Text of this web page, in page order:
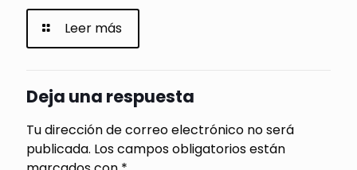
Leer más
Deja una respuesta
Tu dirección de correo electrónico no será
publicada. Los campos obligatorios están